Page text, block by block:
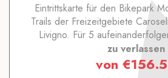
Eintrittskarte für den Bikepark
Trails der Freizeitgebiete
Livigno. Für 5
zu verlassen
von €